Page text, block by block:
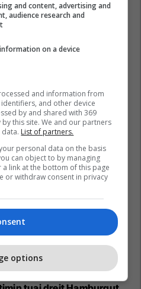
PrishtinaTicket për
and content, advertising and
audience research and
on a device
and information from
and other device
by and shared with 369
this site. We and our partners
List of partners.
personal data on the basis
can object to by managing
link at the bottom of this page
or withdraw consent in privacy
options